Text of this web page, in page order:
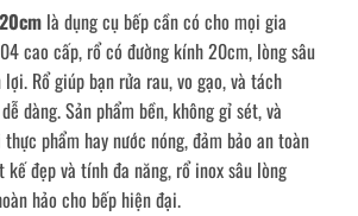
là dụng cụ bếp cần có cho mọi gia
cao cấp, rổ có đường kính 20cm, lòng sâu
Rổ giúp bạn rửa rau, vo gạo, và tách
dàng. Sản phẩm bền, không gỉ sét, và
phẩm hay nước nóng, đảm bảo an toàn
đẹp và tính đa năng, rổ inox sâu lòng
hảo cho bếp hiện đại.